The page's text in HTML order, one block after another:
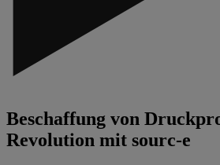
Beschaffung von
Revolution mit sourc-e